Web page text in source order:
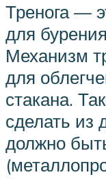
Тренога —
для
Механизм
для
стакана.
сделать из
должно